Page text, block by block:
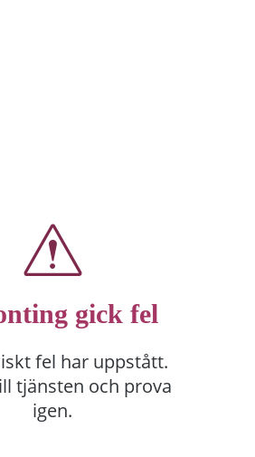
gick fel
fel har uppstått.
tjänsten och prova
igen.